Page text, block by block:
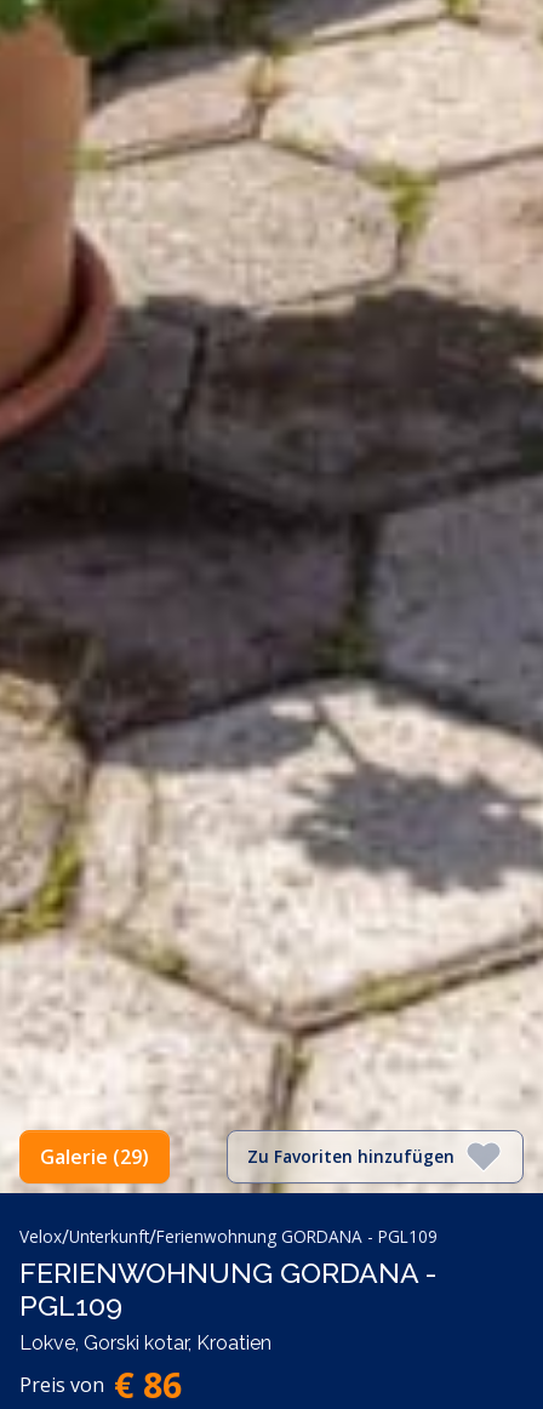
Zu Favoriten hinzufügen
Galerie (29)
Velox/Unterkunft/Ferienwohnung GORDANA - PGL109
FERIENWOHNUNG GORDANA -
PGL109
Lokve, Gorski kotar, Kroatien
Preis von € 86